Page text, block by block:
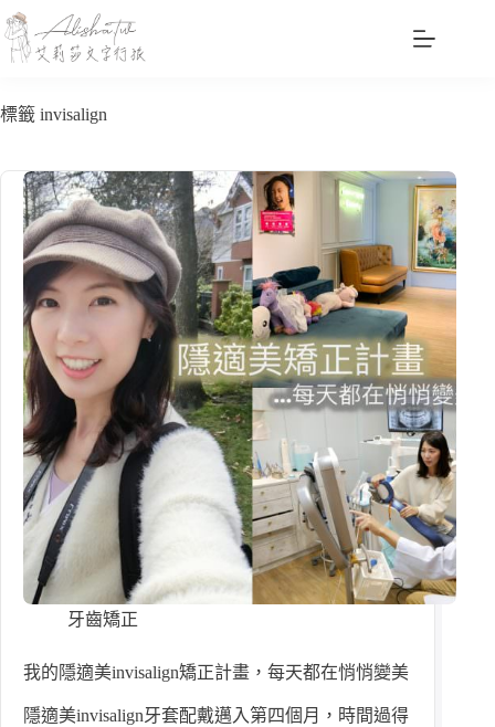
跳
至
主
內
標籤 invisalign
牙齒矯正
我的隱適美invisalign矯正計畫，每天都在悄悄變美
隱適美invisalign牙套配戴邁入第四個月，時間過得